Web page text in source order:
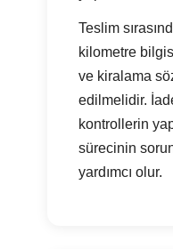
Teslim
kilometre
ve kiralama
edilmelidir.
kontrollerin
sürecinin
yardımcı olur.